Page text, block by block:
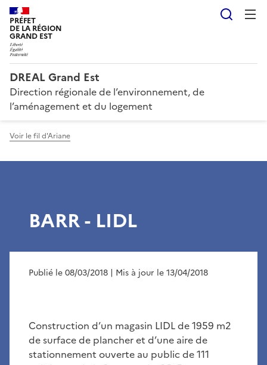
PRÉFET
DE LA RÉGION
GRAND EST
DREAL Grand Est
Direction régionale de l’environnement, de
l’aménagement et du logement
Voir le fil d'Ariane
BARR - LIDL
Publié le 08/03/2018 | Mis à jour le 13/04/2018
Construction d’un magasin LIDL de 1959 m2
de surface de plancher et d’une aire de
stationnement ouverte au public de 111